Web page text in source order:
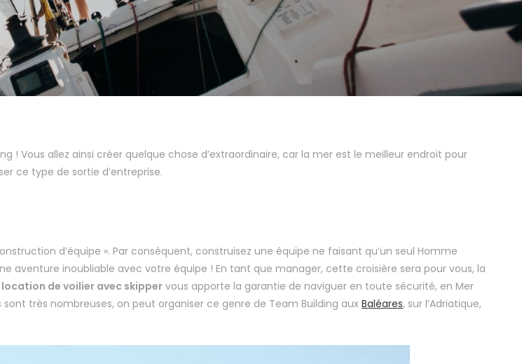
! Vous allez ainsi créer quelque chose d’extraordinaire, car la mer est le meilleur endroit pour
ce type de sortie d’entreprise.
d’équipe ». Par conséquent, construisez une équipe ne faisant qu’un seul Homme
aventure inoubliable avec votre équipe ! En tant que manager, cette croisière sera pour vous, la
location de voilier avec skipper vous apporte la garantie de naviguer en toute sécurité, en Mer
très nombreuses, on peut organiser ce genre de Team Building aux Baléares, sur l’Adriatique,